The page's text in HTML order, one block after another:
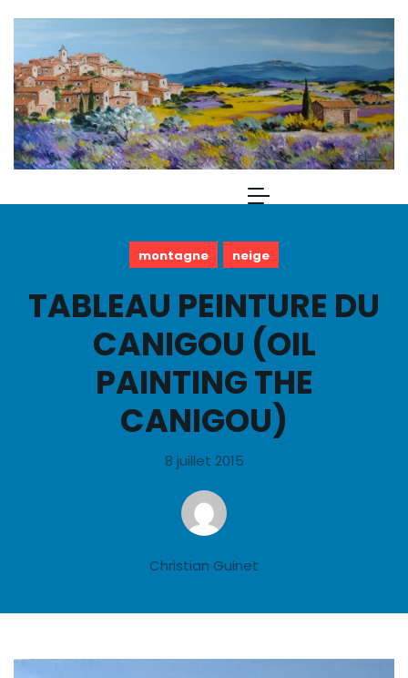
montagne neige
TABLEAU PEINTURE DU
CANIGOU (OIL
PAINTING THE
CANIGOU)
8 juillet 2015
Christian Guinet